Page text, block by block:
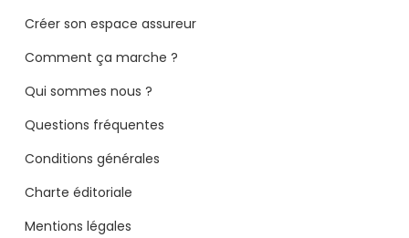
Créer son espace assureur
Comment ça marche ?
Qui sommes nous ?
Questions fréquentes
Conditions générales
Charte éditoriale
Mentions légales